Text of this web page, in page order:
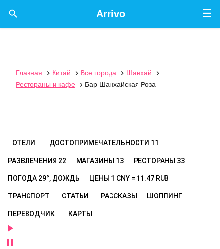
☰
Arrivo

Главная  Китай  Все города  Шанхай

Рестораны и кафе
 Бар Шанхайская Роза
ОТЕЛИ ДОСТОПРИМЕЧАТЕЛЬНОСТИ 11
РАЗВЛЕЧЕНИЯ 22 МАГАЗИНЫ 13 РЕСТОРАНЫ 33
ПОГОДА 29°, ДОЖДЬ ЦЕНЫ 1 CNY = 11.47 RUB
ТРАНСПОРТ СТАТЬИ РАССКАЗЫ ШОППИНГ
ПЕРЕВОДЧИК КАРТЫ

